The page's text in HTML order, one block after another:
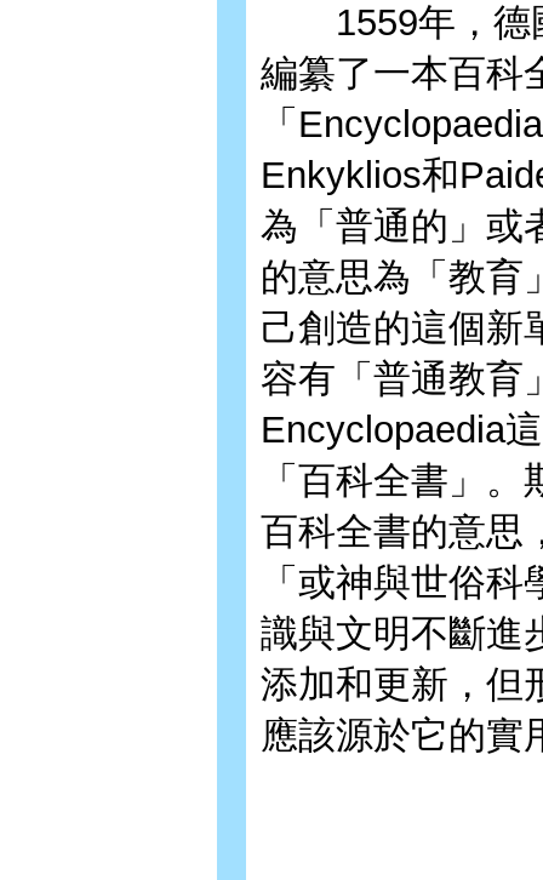
1559年，德
編纂了一本百科
「
Enkyklios和
為「普通的」或
的意思為「教育
己創造的這個新
容有「普通教育
Encyclopaedia
「百科全書」
百科全書的意思
「或神與世俗
識與文明不斷進
添加和更新，但
應該源於它的實